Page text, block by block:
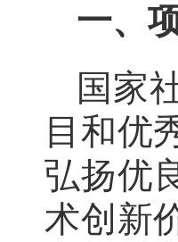
一、
国家
目和优
弘扬优
术创新